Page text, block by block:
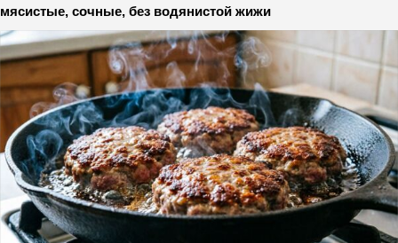
мясистые, сочные, без водянистой жижи